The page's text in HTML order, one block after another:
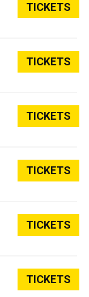
TICKETS
TICKETS
TICKETS
TICKETS
TICKETS
TICKETS